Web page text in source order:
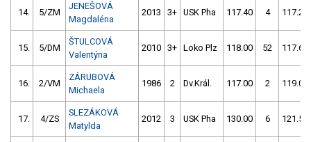
14. 5/ZM
JENEŠOVÁ
Magdaléna
2013 3+ USK Pha 117.40 4 117.20
15. 5/DM
ŠTULCOVÁ
Valentýna
2010 3+ Loko Plz 118.00 52 117.60
16. 2/VM
ZÁRUBOVÁ
Michaela
1986 2 Dv.Král. 117.00 2 119.00
17. 4/ZS
SLEZÁKOVÁ
Matylda
2012 3 USK Pha 130.00 6 121.50